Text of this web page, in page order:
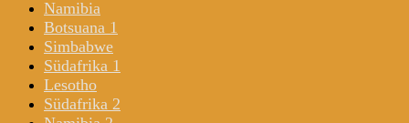
Namibia
Botsuana 1
Simbabwe
Südafrika 1
Lesotho
Südafrika 2